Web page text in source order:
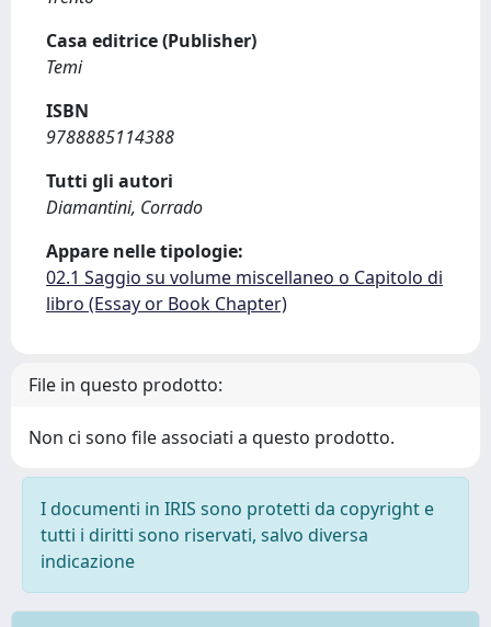
Casa editrice (Publisher)
Temi
ISBN
9788885114388
Tutti gli autori
Diamantini, Corrado
Appare nelle tipologie:
02.1 Saggio su volume miscellaneo o Capitolo di
libro (Essay or Book Chapter)
File in questo prodotto:
Non ci sono file associati a questo prodotto.
I documenti in IRIS sono protetti da copyright e
tutti i diritti sono riservati, salvo diversa
indicazione